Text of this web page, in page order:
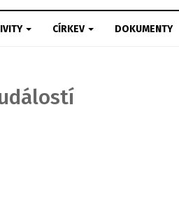
CÍRKEV DOKUMENTY